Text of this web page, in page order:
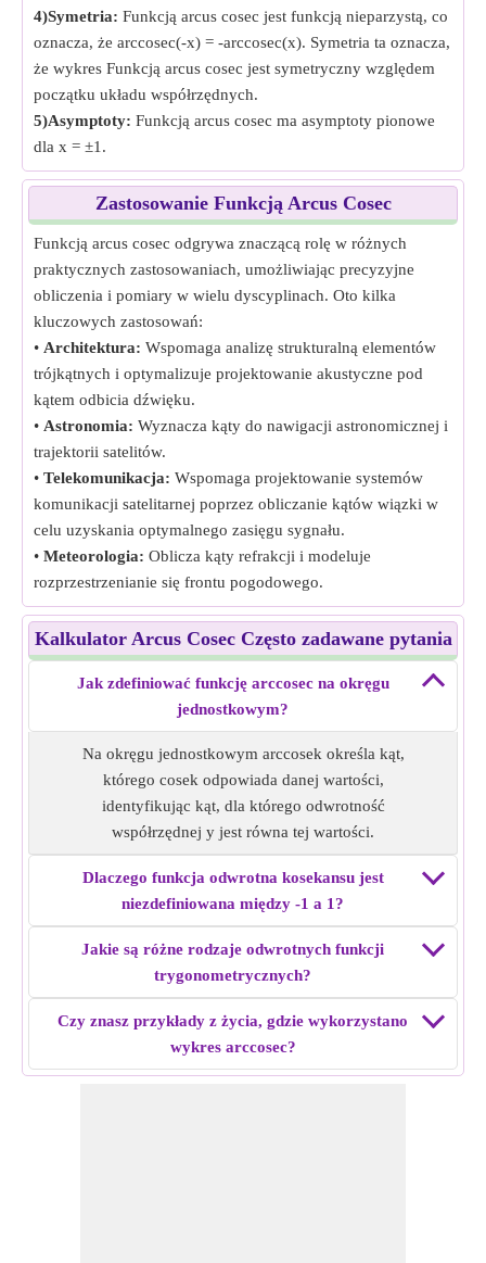
4)Symetria: Funkcją arcus cosec jest funkcją nieparzystą, co
oznacza, że arccosec(-x) = -arccosec(x). Symetria ta oznacza,
że wykres Funkcją arcus cosec jest symetryczny względem
początku układu współrzędnych.
5)Asymptoty: Funkcją arcus cosec ma asymptoty pionowe
dla x = ±1.
Zastosowanie Funkcją Arcus Cosec
Funkcją arcus cosec odgrywa znaczącą rolę w różnych
praktycznych zastosowaniach, umożliwiając precyzyjne
obliczenia i pomiary w wielu dyscyplinach. Oto kilka
kluczowych zastosowań:
• Architektura: Wspomaga analizę strukturalną elementów
trójkątnych i optymalizuje projektowanie akustyczne pod
kątem odbicia dźwięku.
• Astronomia: Wyznacza kąty do nawigacji astronomicznej i
trajektorii satelitów.
• Telekomunikacja: Wspomaga projektowanie systemów
komunikacji satelitarnej poprzez obliczanie kątów wiązki w
celu uzyskania optymalnego zasięgu sygnału.
• Meteorologia: Oblicza kąty refrakcji i modeluje
rozprzestrzenianie się frontu pogodowego.
Kalkulator Arcus Cosec Często zadawane pytania
Jak zdefiniować funkcję arccosec na okręgu
jednostkowym?
Na okręgu jednostkowym arccosek określa kąt,
którego cosek odpowiada danej wartości,
identyfikując kąt, dla którego odwrotność
współrzędnej y jest równa tej wartości.
Dlaczego funkcja odwrotna kosekansu jest
niezdefiniowana między -1 a 1?
Jakie są różne rodzaje odwrotnych funkcji
trygonometrycznych?
Czy znasz przykłady z życia, gdzie wykorzystano
wykres arccosec?